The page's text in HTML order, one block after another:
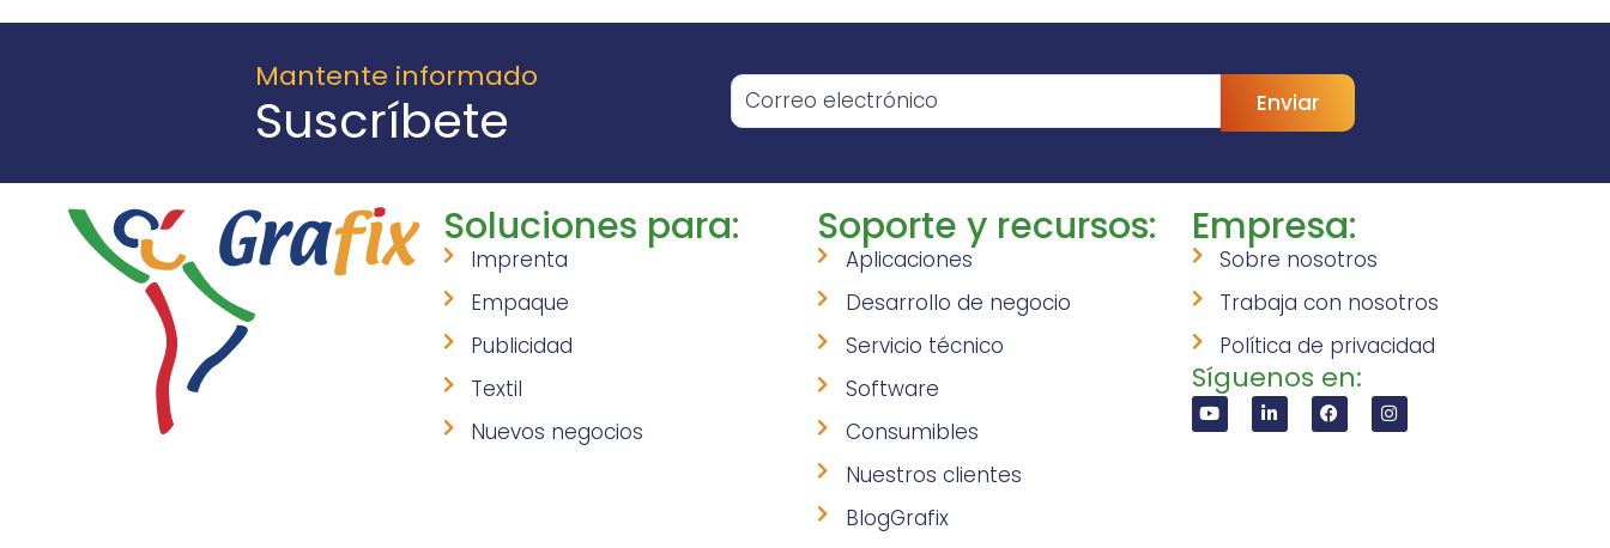
Mantente informado
Suscríbete Enviar
Soluciones para:
Imprenta
Empaque
Publicidad
Textil
Nuevos negocios
Soporte y recursos:
Aplicaciones
Desarrollo de negocio
Servicio técnico
Software
Consumibles
Nuestros clientes
BlogGrafix
Empresa:
Sobre nosotros
Trabaja con nosotros
Política de privacidad
Síguenos en: